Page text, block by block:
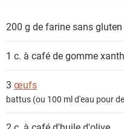
i
t
s
200 g defarine sans gluten
1 c. à café degomme
3 œufs
battus (ou 100 ml d'eau pour